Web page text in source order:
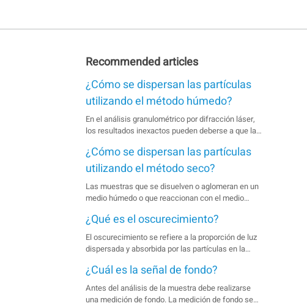
Recommended articles
¿Cómo se dispersan las partículas
utilizando el método húmedo?
En el análisis granulométrico por difracción láser,
los resultados inexactos pueden deberse a que las
especialmente cuando son finas. Por lo tanto, es
esencial una dispersión completa de la muestra
¿Cómo se dispersan las partículas
utilizando el método seco?
Las muestras que se disuelven o aglomeran en un
medio húmedo o que reaccionan con el medio
dispersión seca.
¿Qué es el oscurecimiento?
El oscurecimiento se refiere a la proporción de luz
dispersada y absorbida por las partículas en la
la suspensión.
¿Cuál es la señal de fondo?
Antes del análisis de la muestra debe realizarse
una medición de fondo. La medición de fondo se